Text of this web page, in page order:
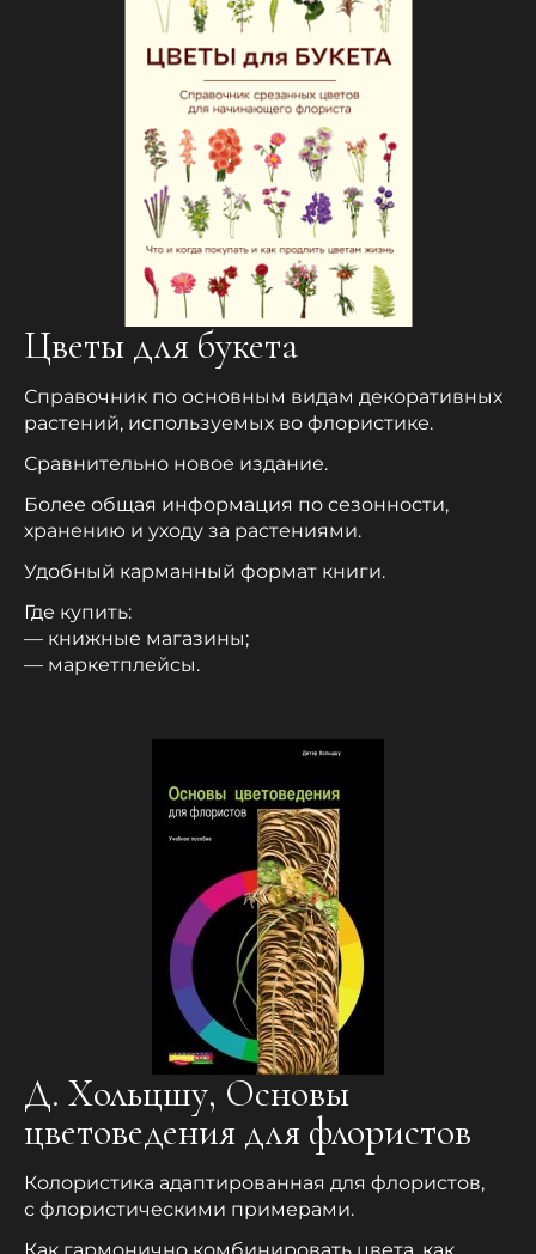
Цветы для букета
Справочник по основным видам декоративных
растений, используемых во флористике.
Сравнительно новое издание.
Более общая информация по сезонности,
хранению и уходу за растениями.
Удобный карманный формат книги.
Где купить:
— книжные магазины;
— маркетплейсы.
Д. Хольцшу, Основы
цветоведения для флористов
Колористика адаптированная для флористов,
с флористическими примерами.